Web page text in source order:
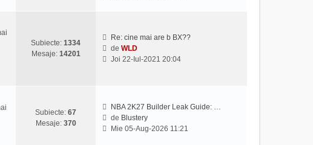
e
a
u
m
s
Subiecte: 1334
Mesaje: 14201
Re: cine mai are b BX??
deWLD
V
l
t
i
Joi 22-Iul-2021 20:04
Subiecte: 67
Mesaje: 370
NBA 2K27 Builder Leak Guide: …
de Blustery
V
Mie 05-Aug-2026 11:21